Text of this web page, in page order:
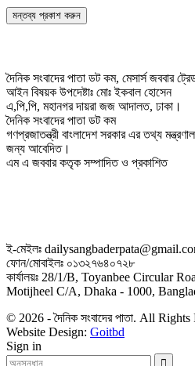
দৈনিক সংবাদের পাতা ডট কম, মেসার্স জববার
আইন বিষয়ক উপদেষ্টাঃ মোঃ ইকবাল হোসেন
এ,পি,পি, মহানগর দায়রা জজ আদালত, ঢাকা।
দৈনিক সংবাদের পাতা ডট কম
গণপ্রজাতন্ত্রী বাংলাদেশ সরকার এর তথ্য
জন্য আবেদিত।
এম এ জববার কতৃক সম্পাদিত ও প্রকাশিত
ই-মেইলঃ
ফোন/মোবাইলঃ ০১৩২৭৬৪০৭২৮
কার্যালয়ঃ 28/1/B, Toyanbee Circular
Motijheel C/A, Dhaka - 1000,
© 2026 - দৈনিক সংবাদের পাতা. All
Website Design: Goitbd
Sign in